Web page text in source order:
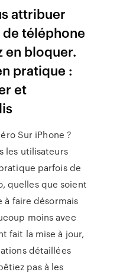
attribuer
téléphone
en bloquer.
pratique :
et
Sur iPhone ?
les utilisateurs
parfois de
quelles que soient
à faire désormais
moins avec
fait la mise à jour,
détaillées
pas à les